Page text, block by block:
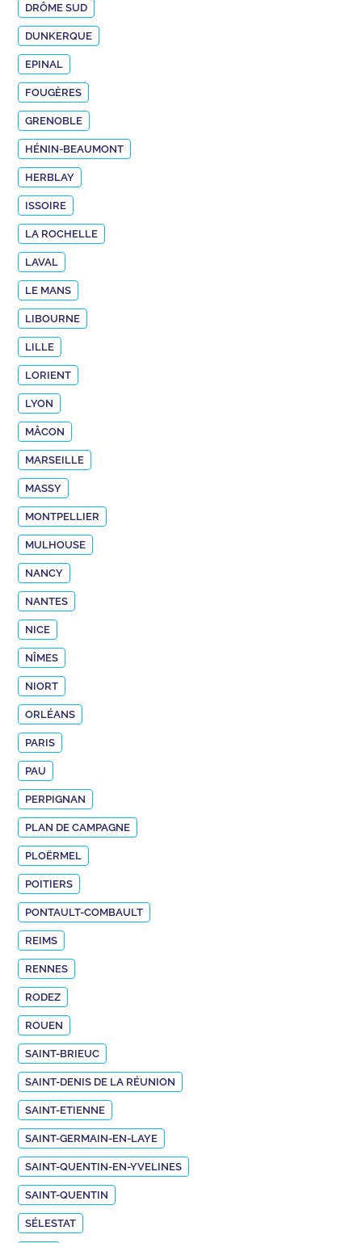
DRÔME SUD
DUNKERQUE
EPINAL
FOUGÈRES
GRENOBLE
HÉNIN-BEAUMONT
HERBLAY
ISSOIRE
LA ROCHELLE
LAVAL
LE MANS
LIBOURNE
LILLE
LORIENT
LYON
MÂCON
MARSEILLE
MASSY
MONTPELLIER
MULHOUSE
NANCY
NANTES
NICE
NÎMES
NIORT
ORLÉANS
PARIS
PAU
PERPIGNAN
PLAN DE CAMPAGNE
PLOËRMEL
POITIERS
PONTAULT-COMBAULT
REIMS
RENNES
RODEZ
ROUEN
SAINT-BRIEUC
SAINT-DENIS DE LA RÉUNION
SAINT-ETIENNE
SAINT-GERMAIN-EN-LAYE
SAINT-QUENTIN-EN-YVELINES
SAINT-QUENTIN
SÉLESTAT